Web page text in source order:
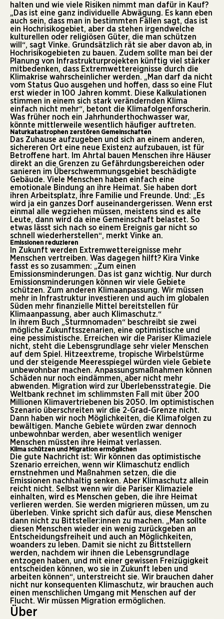
halten und wie viele Risiken nimmt man dafür in Kauf?
„Das ist eine ganz individuelle Abwägung. Es kann eben
auch sein, dass man in bestimmten Fällen sagt, das ist
ein Hochrisikogebiet, aber da stehen irgendwelche
kulturellen oder religiösen Güter, die man schützen
will“, sagt Vinke. Grundsätzlich rät sie aber davon ab, in
Hochrisikogebieten zu bauen. Zudem sollte man bei der
Planung von Infrastrukturprojekten künftig viel stärker
mitbedenken, dass Extremwettereignisse durch die
Klimakrise wahrscheinlicher werden. „Man darf da nicht
vom Status Quo ausgehen und hoffen, dass so eine Flut
erst wieder in 100 Jahren kommt. Diese Kalkulationen
stimmen in einem sich stark verändernden Klima
einfach nicht mehr“, betont die Klimafolgenforscherin.
Was früher noch ein Jahrhunderthochwasser war,
könnte mittlerweile wesentlich häufiger auftreten.
Naturkatastrophen zerstören Gemeinschaften
Das Zuhause aufzugeben und sich an einem anderen,
sichereren Ort eine neue Existenz aufzubauen, ist für
Betroffene hart. Im Ahrtal bauen Menschen ihre Häuser
direkt an die Grenzen zu Gefährdungsbereichen oder
sanieren im Überschwemmungsgebiet beschädigte
Gebäude. Viele Menschen haben einfach eine
emotionale Bindung an ihre Heimat. Sie haben dort
ihren Arbeitsplatz, ihre Familie und Freunde. Und: „Es
wird ja ein ganzes Dorf auseinandergerissen. Wenn erst
einmal alle wegziehen müssen, meistens sind es alte
Leute, dann wird da eine Gemeinschaft belastet. So
etwas lässt sich nach so einem Ereignis gar nicht so
schnell wiederherstellen“, merkt Vinke an.
Emissionen reduzieren
In Zukunft werden Extremwettereignisse mehr
Menschen vertreiben. Was dagegen hilft? Kira Vinke
fasst es so zusammen: „Zum einen
Emissionsminderungen. Das ist ganz wichtig. Nur durch
Emissionsminderungen können wir viele Gebiete
schützen. Zum anderen Klimaanpassung. Wir müssen
mehr in Infrastruktur investieren und auch im globalen
Süden mehr finanzielle Mittel bereitstellen für
Klimaanpassung, aber auch Klimaschutz.“
In ihrem Buch „Sturmnomaden“ beschreibt sie zwei
mögliche Zukunftsszenarien, eine optimistische und
eine pessimistische. Erreichen wir die Pariser Klimaziele
nicht, steht die Lebensgrundlage sehr vieler Menschen
auf dem Spiel. Hitzeextreme, tropische Wirbelstürme
und der steigende Meeresspiegel würden viele Gebiete
unbewohnbar machen. Anpassungsmaßnahmen können
Schäden nur noch eindämmen, aber nicht mehr
abwenden. Migration wird zur Überlebensstrategie. Die
Weltbank rechnet im schlimmsten Fall mit über 200
Millionen Klimavertriebenen bis 2050. Im optimistischen
Szenario überschreiten wir die 2-Grad-Grenze nicht.
Dann haben wir noch Möglichkeiten, die Klimafolgen zu
bewältigen. Manche Gebiete würden zwar dennoch
unbewohnbar werden, aber wesentlich weniger
Menschen müssten ihre Heimat verlassen.
Klima schützen und Migration ermöglichen
Die gute Nachricht ist: Wir können das optimistische
Szenario erreichen, wenn wir Klimaschutz endlich
ernstnehmen und Maßnahmen setzen, die die
Emissionen nachhaltig senken. Aber Klimaschutz allein
reicht nicht. Selbst wenn wir die Pariser Klimaziele
einhalten, wird es Menschen geben, die ihre Heimat
verlieren werden. Sie werden migrieren müssen, um zu
überleben. Vinke spricht sich dafür aus, diese Menschen
dann nicht zu Bittsteller:innen zu machen. „Man sollte
diesen Menschen wieder ein wenig zurückgeben an
Entscheidungsfreiheit und auch an Möglichkeiten,
woanders zu leben. Damit sie nicht zu Bittstellern
werden, nachdem wir ihnen die Lebensgrundlage
entzogen haben, und mit einer gewissen Freizügigkeit
entscheiden können, wo sie in Zukunft leben und
arbeiten können“, unterstreicht sie. Wir brauchen daher
nicht nur konsequenten Klimaschutz, wir brauchen auch
einen menschlichen Umgang mit Menschen auf der
Flucht. Wir müssen Migration ermöglichen.
Über